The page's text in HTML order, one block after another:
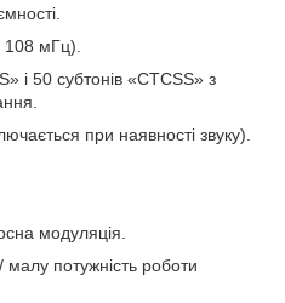
мГц).
і 50 субтонів «CTCSS» з
при наявності звуку).
модуляція
/ малу потужність роботи